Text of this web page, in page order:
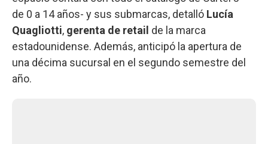
de 0 a 14 años- y sus submarcas, detalló Lucía
Quagliotti, gerenta de retail de la marca
estadounidense. Además, anticipó la apertura de
una décima sucursal en el segundo semestre del
año.